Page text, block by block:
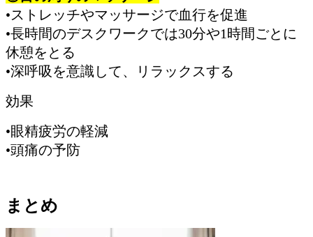
•ストレッチやマッサージで血行を促進
•長時間のデスクワークでは30分や1時間ごとに
休憩をとる
•深呼吸を意識して、リラックスする
効果
•眼精疲労の軽減
•頭痛の予防
まとめ